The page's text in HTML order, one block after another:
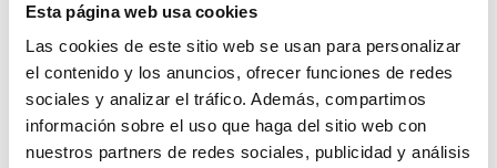
Esta página web usa cookies
Las cookies de este sitio web se usan para personalizar
el contenido y los anuncios, ofrecer funciones de redes
sociales y analizar el tráfico. Además, compartimos
información sobre el uso que haga del sitio web con
nuestros partners de redes sociales, publicidad y análisis
CÓMO PUEDES CONSEGUIR
TODAS ESTAS MÉTRICAS